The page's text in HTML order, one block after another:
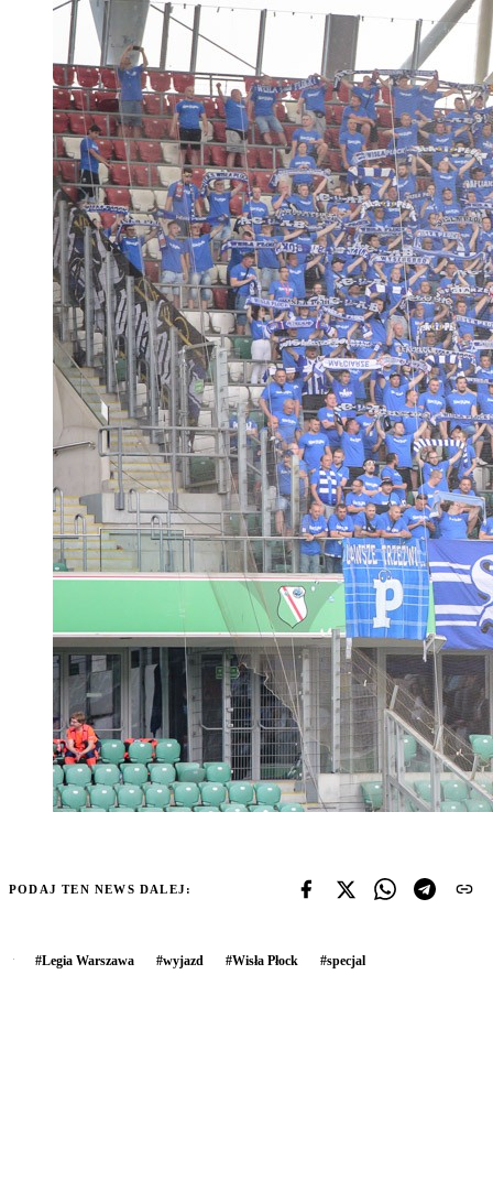
PODAJ TEN NEWS DALEJ:
#Legia Warszawa #wyjazd #Wisła Płock #specjal